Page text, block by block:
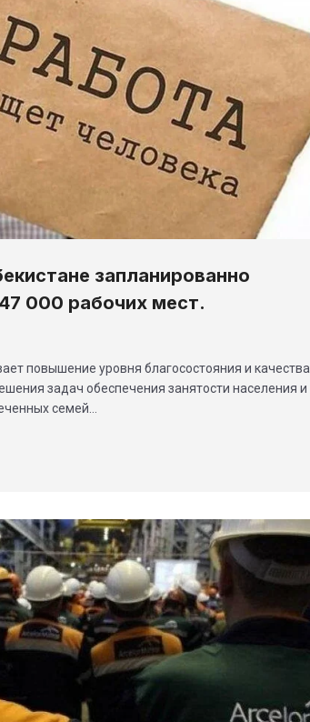
запланированно
000 рабочих мест.
повышение уровня благосостояния и качества
задач обеспечения занятости населения и
семей…